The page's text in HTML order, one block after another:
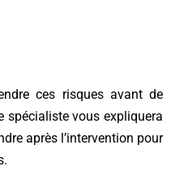
ces risques avant de
spécialiste vous expliquera
après l’intervention pour